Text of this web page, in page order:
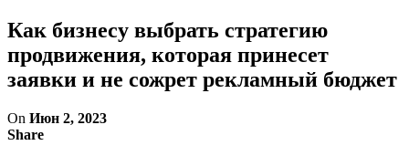
Как бизнесу выбрать стратегию
продвижения, которая принесет
заявки и не сожрет рекламный бюджет
On Июн 2, 2023
Share